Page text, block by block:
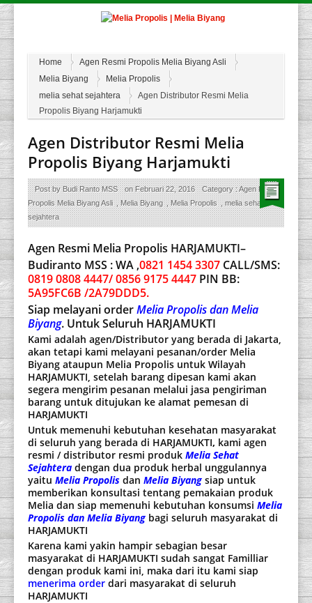
Home
Agen Resmi Propolis Melia Biyang Asli
Melia Biyang
Melia Propolis
melia sehat sejahtera
Agen Distributor Resmi Melia
Propolis Biyang Harjamukti
Agen Distributor Resmi Melia
Propolis Biyang Harjamukti
Post byBudi Ranto MSS onFebruari 22, 2016 Category :Agen Resmi
Propolis Melia Biyang Asli ,Melia Biyang ,Melia Propolis ,melia sehat
sejahtera
Agen Resmi Melia Propolis HARJAMUKTI–
Budiranto MSS : WA ,0821 1454 3307 CALL/SMS:
0819 0808 4447/ 0856 9175 4447 PIN BB:
5A95FC6B /2A79DDD5.
Siap melayani orderMelia Propolis dan Melia
Biyang. Untuk Seluruh HARJAMUKTI
Kami adalah agen/Distributor yang berada di Jakarta,
akan tetapi kami melayani pesanan/order Melia
Biyang ataupun Melia Propolis untuk Wilayah
HARJAMUKTI, setelah barang dipesan kami akan
segera mengirim pesanan melalui jasa pengiriman
barang untuk ditujukan ke alamat pemesan di
HARJAMUKTI
Untuk memenuhi kebutuhan kesehatan masyarakat
di seluruh yang berada di HARJAMUKTI, kami agen
resmi / distributor resmi produk Melia Sehat
Sejahtera dengan dua produk herbal unggulannya
yaitu Melia Propolis dan Melia Biyang siap untuk
memberikan konsultasi tentang pemakaian produk
Melia dan siap memenuhi kebutuhan konsumsi Melia
Propolis dan Melia Biyang bagi seluruh masyarakat di
HARJAMUKTI
Karena kami yakin hampir sebagian besar
masyarakat di HARJAMUKTI sudah sangat Familliar
dengan produk kami ini, maka dari itu kami siap
menerima order dari masyarakat di seluruh
HARJAMUKTI